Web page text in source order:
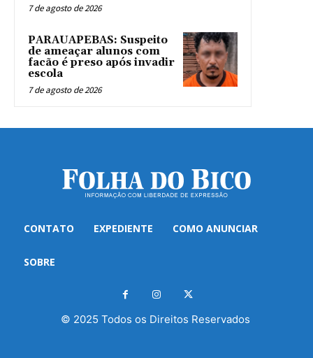
7 de agosto de 2026
PARAUAPEBAS: Suspeito
de ameaçar alunos com
facão é preso após invadir
escola
7 de agosto de 2026
CONTATO EXPEDIENTE COMO ANUNCIAR
SOBRE
© 2025 Todos os Direitos Reservados